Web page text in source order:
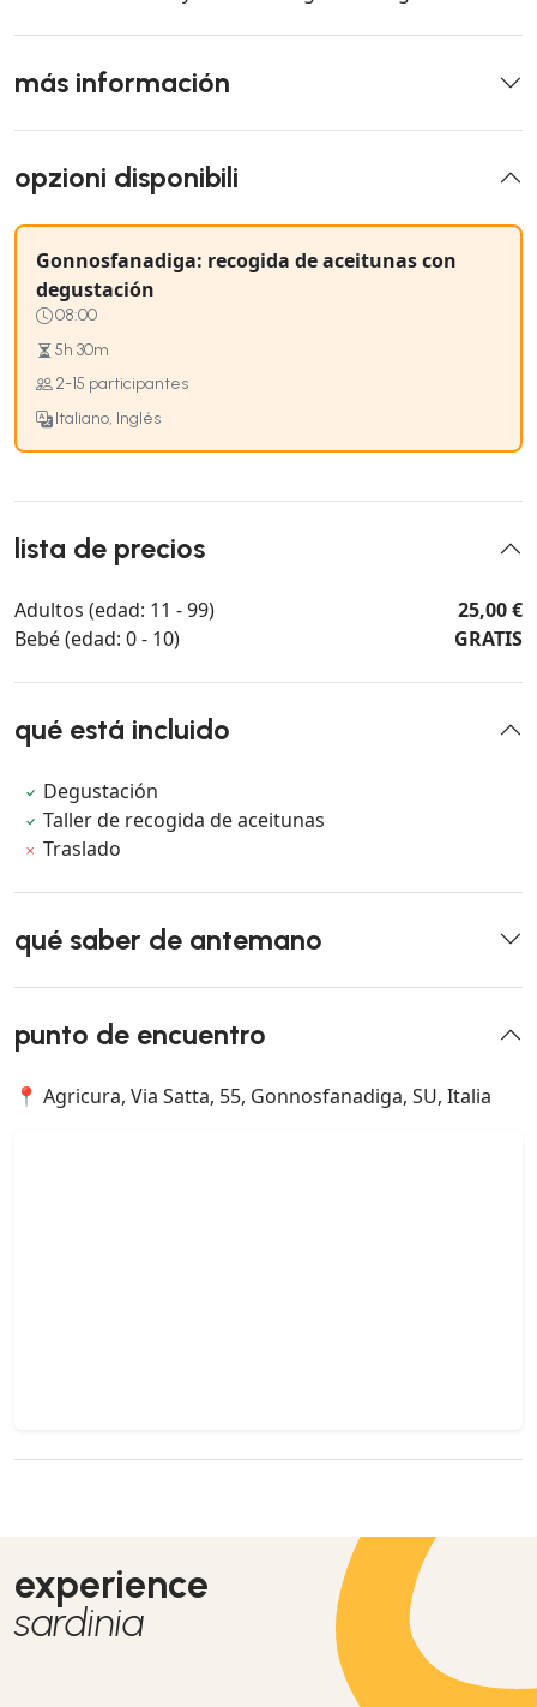
más información
opzioni disponibili
Gonnosfanadiga: recogida de aceitunas con
degustación
08:00
5h 30m
2-15 participantes
Italiano, Inglés
lista de precios
Adultos (edad: 11 - 99)
25,00 €
Bebé (edad: 0 - 10)
GRATIS
qué está incluido
Degustación
Taller de recogida de aceitunas
Traslado
qué saber de antemano
punto de encuentro
📍 Agricura, Via Satta, 55, Gonnosfanadiga, SU, Italia
experience
sardinia